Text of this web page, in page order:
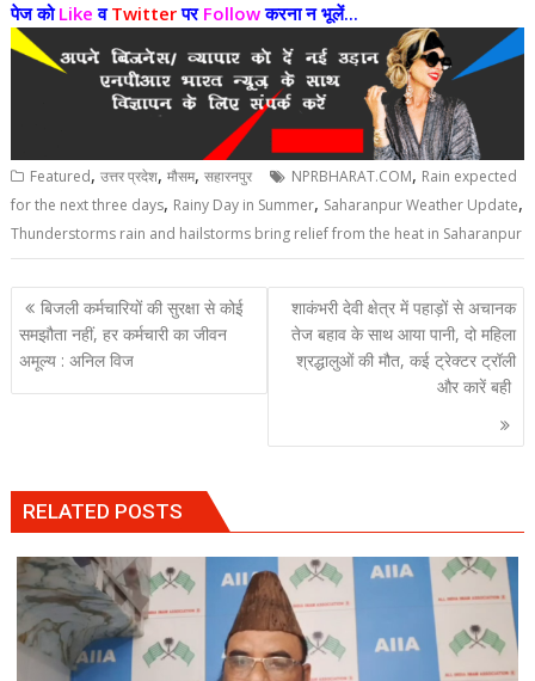
पेज कोLike वTwitterपर Followकरना न भूलें...
Featured,उत्तर प्रदेश,मौसम,सहारनपुर NPRBHARAT.COM, Rain expected
for the next three days, Rainy Day in Summer, Saharanpur Weather Update,
Thunderstorms rain and hailstorms bring relief from the heat in Saharanpur
Post
navigation
बिजली कर्मचारियों की सुरक्षा से कोई
समझौता नहीं, हर कर्मचारी का जीवन
अमूल्य : अनिल विज
शाकंभरी देवी क्षेत्र में पहाड़ों से अचानक
तेज बहाव के साथ आया पानी, दो महिला
श्रद्धालुओं की मौत, कई ट्रेक्टर ट्रॉली
और कारें बही
RELATED POSTS